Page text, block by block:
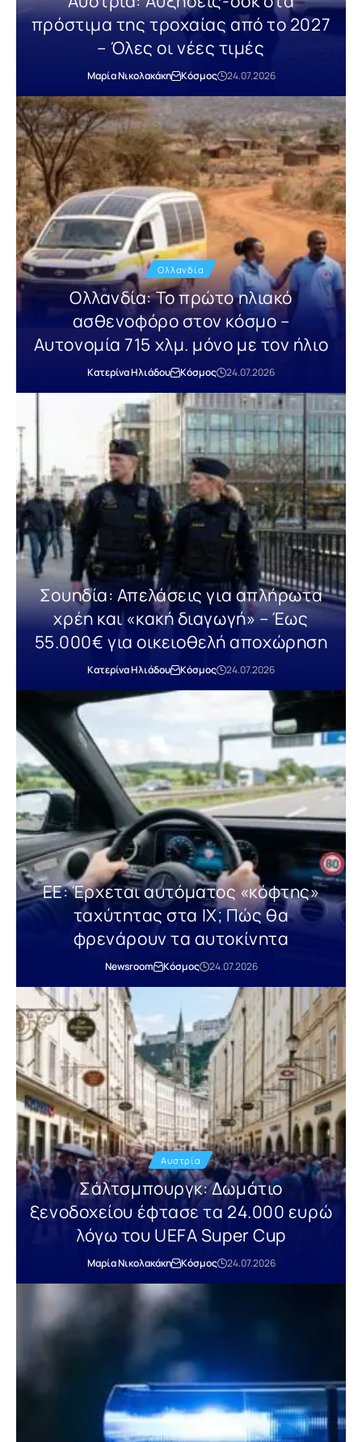
πρόστιμα της τροχαίας από το 2027
– Όλες οι νέες τιμές
Μαρία Νικολακάκη Κόσμος 24.07.2026
Ολλανδία
Ολλανδία: Το πρώτο ηλιακό
ασθενοφόρο στον κόσμο –
Αυτονομία 715 χλμ. μόνο με τον ήλιο
Κατερίνα Ηλιάδου Κόσμος 24.07.2026
Σουηδία: Απελάσεις για απλήρωτα
χρέη και «κακή διαγωγή» – Έως
55.000€ για οικειοθελή αποχώρηση
Κατερίνα Ηλιάδου Κόσμος 24.07.2026
ΕΕ: Έρχεται αυτόματος «κόφτης»
ταχύτητας στα ΙΧ; Πώς θα
φρενάρουν τα αυτοκίνητα
Newsroom Κόσμος 24.07.2026
Αυστρία
Σάλτσμπουργκ: Δωμάτιο
ξενοδοχείου έφτασε τα 24.000 ευρώ
λόγω του UEFA Super Cup
Μαρία Νικολακάκη Κόσμος 24.07.2026